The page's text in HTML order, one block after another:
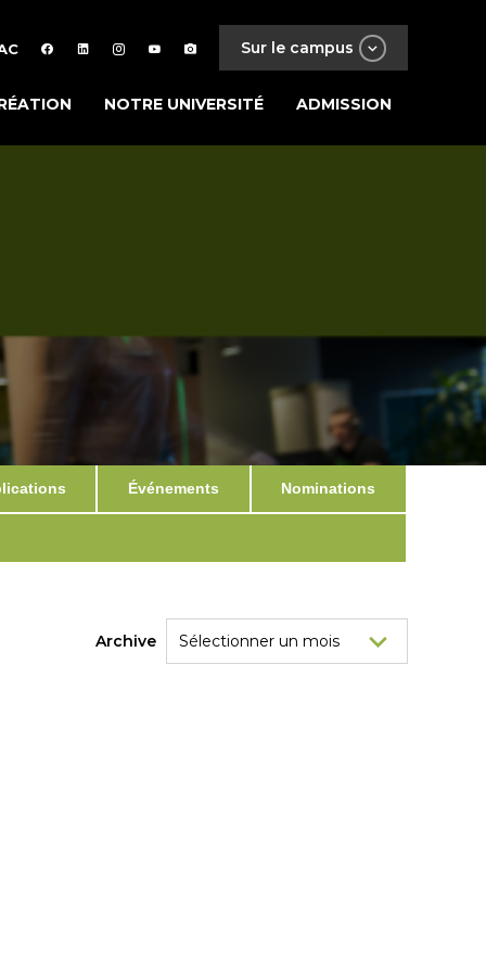
Sur le campus
NOTRE UNIVERSITÉ ADMISSION
Événements Nominations
Archive